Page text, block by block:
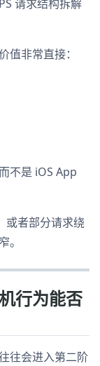
请求结构拆解
非常直接：
不是 iOS App
或者部分请求绕
。
行为能否
往会进入第二阶